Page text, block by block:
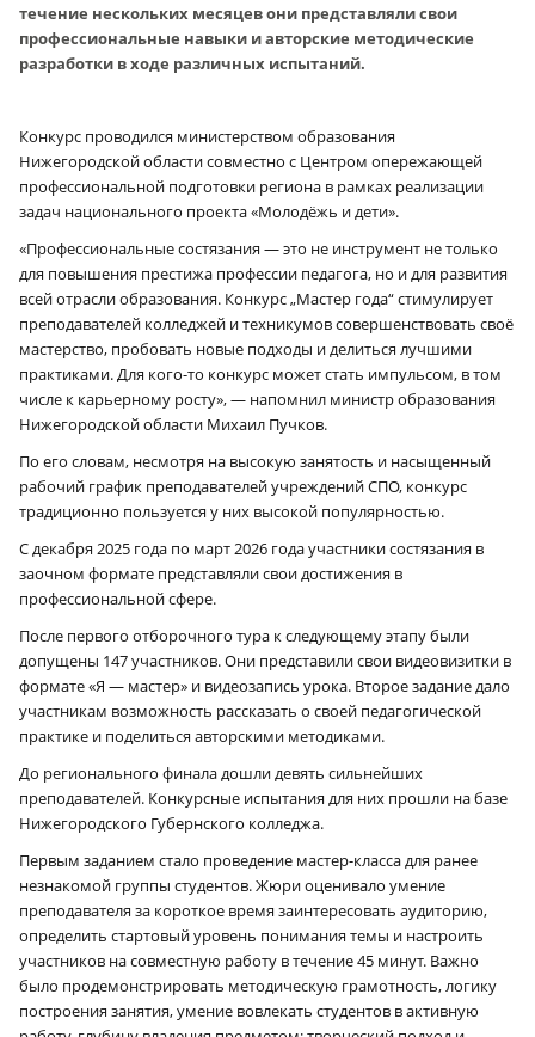
течение нескольких месяцев они представляли свои
профессиональные навыки и авторские методические
разработки в ходе различных испытаний.
Конкурс проводился министерством образования
Нижегородской области совместно с Центром опережающей
профессиональной подготовки региона в рамках реализации
задач национального проекта «Молодёжь и дети».
«Профессиональные состязания — это не инструмент не только
для повышения престижа профессии педагога, но и для развития
всей отрасли образования. Конкурс „Мастер года“ стимулирует
преподавателей колледжей и техникумов совершенствовать своё
мастерство, пробовать новые подходы и делиться лучшими
практиками. Для кого-то конкурс может стать импульсом, в том
числе к карьерному росту», — напомнил министр образования
Нижегородской области Михаил Пучков.
По его словам, несмотря на высокую занятость и насыщенный
рабочий график преподавателей учреждений СПО, конкурс
традиционно пользуется у них высокой популярностью.
С декабря 2025 года по март 2026 года участники состязания в
заочном формате представляли свои достижения в
профессиональной сфере.
После первого отборочного тура к следующему этапу были
допущены 147 участников. Они представили свои видеовизитки в
формате «Я — мастер» и видеозапись урока. Второе задание дало
участникам возможность рассказать о своей педагогической
практике и поделиться авторскими методиками.
До регионального финала дошли девять сильнейших
преподавателей. Конкурсные испытания для них прошли на базе
Нижегородского Губернского колледжа.
Первым заданием стало проведение мастер-класса для ранее
незнакомой группы студентов. Жюри оценивало умение
преподавателя за короткое время заинтересовать аудиторию,
определить стартовый уровень понимания темы и настроить
участников на совместную работу в течение 45 минут. Важно
было продемонстрировать методическую грамотность, логику
построения занятия, умение вовлекать студентов в активную